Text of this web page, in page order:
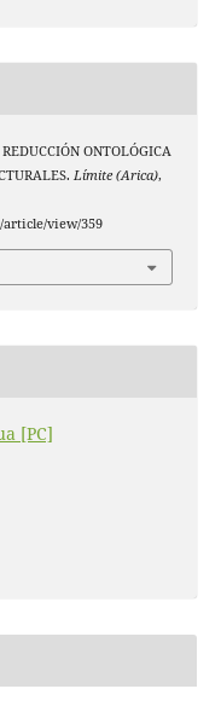
ONTOLÓGICA
Límite (Arica),
view/359
[PC]